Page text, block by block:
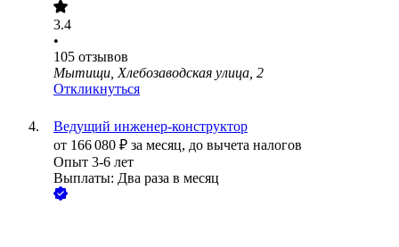
3.4
•
105 отзывов
Мытищи, Хлебозаводская улица, 2
Откликнуться
Ведущий инженер-конструктор
от 166 080 ₽ за месяц, до вычета налогов
Опыт 3-6 лет
Выплаты: Два раза в месяц